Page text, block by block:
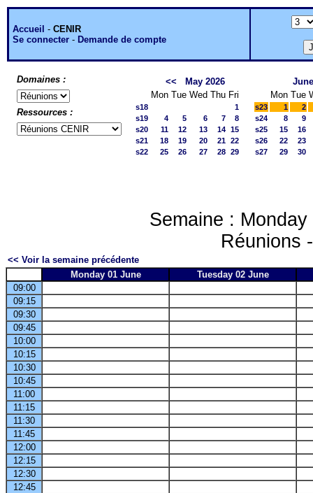
Accueil - CENIR
Se connecter - Demande de compte
Domaines :
Ressources :
<<
May 2026
Mon Tue Wed Thu Fri
s18
1
s19
4 5 6 7
8
s20
11 12 13 14 15
s21
18 19 20 21 22
s22
25 26 27 28 29
Mon Tue
s23 1
2
s24
8
9
s25
15
16
s26
22
23
s27
29 30
Semaine :
Réunions
<< Voir la semaine précédente
Monday 01 June
Tuesday 02 June
09:00
09:15
09:30
09:45
10:00
10:15
10:30
10:45
11:00
11:15
11:30
11:45
12:00
12:15
12:30
12:45